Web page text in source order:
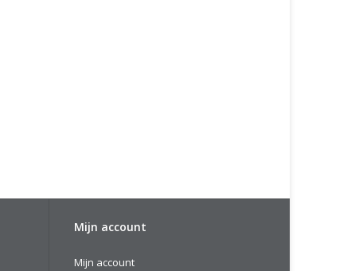
Mijn account
Mijn account